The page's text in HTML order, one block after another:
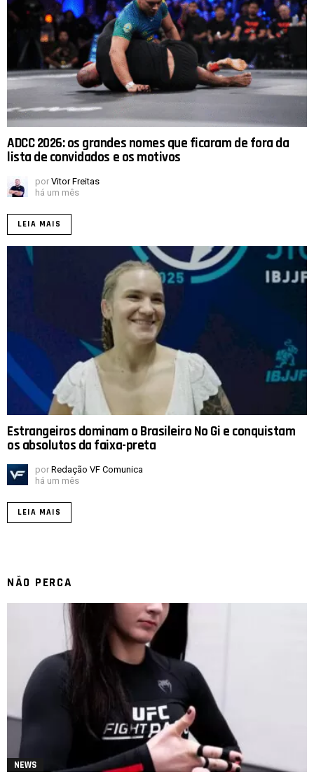
ADCC 2026: os grandes nomes que ficaram de fora da
lista de convidados e os motivos
por Vitor Freitas
há um mês
LEIA MAIS
Estrangeiros dominam o Brasileiro No Gi e conquistam
os absolutos da faixa-preta
por Redação VF Comunica
há um mês
LEIA MAIS
NÃO PERCA
NEWS